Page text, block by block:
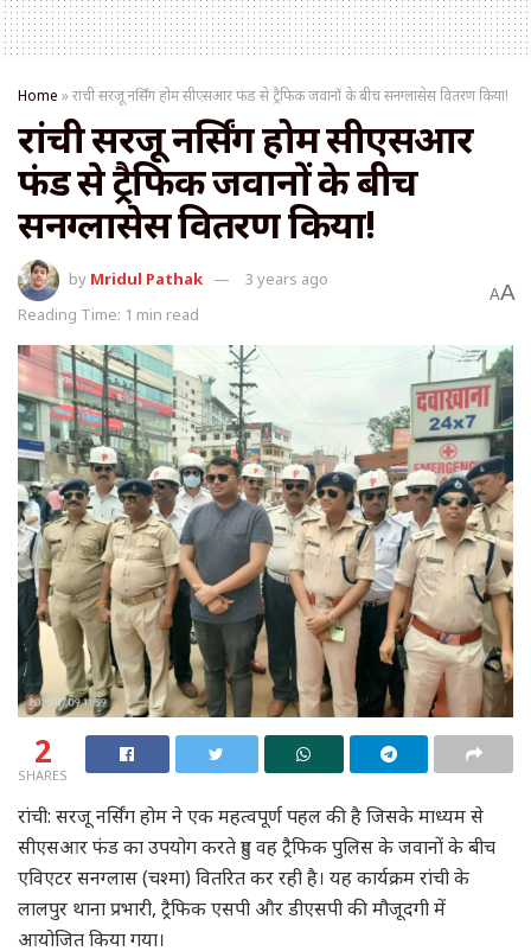
Home »रांची सरजू नर्सिंग होम सीएसआर फंड से ट्रैफिक जवानों के बीच सनग्लासेस वितरण किया!
रांची सरजू नर्सिंग होम सीएसआर
फंड से ट्रैफिक जवानों के बीच
सनग्लासेस वितरण किया!
by Mridul Pathak
3 years ago
Reading Time: 1 min read
AA
2
SHARES
रांची: सरजू नर्सिंग होम ने एक महत्वपूर्ण पहल की है जिसके माध्यम से
सीएसआर फंड का उपयोग करते हुए वह ट्रैफिक पुलिस के जवानों के बीच
एविएटर सनग्लास (चश्मा) वितरित कर रही है। यह कार्यक्रम रांची के
लालपुर थाना प्रभारी, ट्रैफिक एसपी और डीएसपी की मौजूदगी में
आयोजित किया गया।